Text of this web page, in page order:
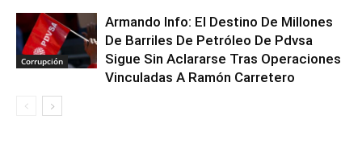
Corrupción
Armando Info: El Destino De Millones
De Barriles De Petróleo De Pdvsa
Sigue Sin Aclararse Tras Operaciones
Vinculadas A Ramón Carretero